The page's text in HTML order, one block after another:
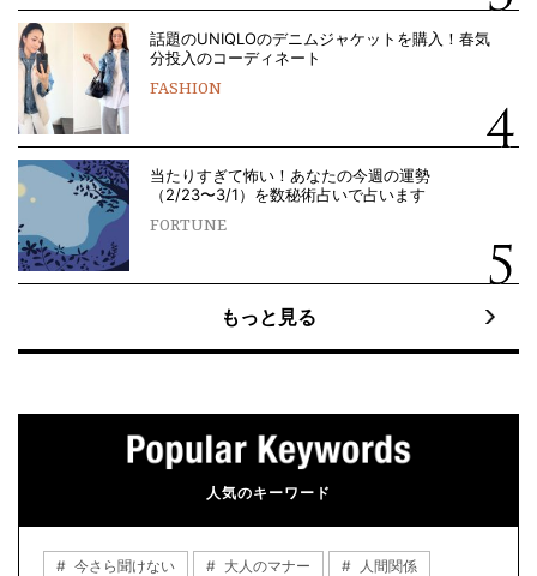
話題のUNIQLOのデニムジャケットを購入！春気
分投入のコーディネート
FASHION
当たりすぎて怖い！あなたの今週の運勢
（2/23〜3/1）を数秘術占いで占います
FORTUNE
もっと見る
人気のキーワード
今さら聞けない 大人のマナー
人間関係